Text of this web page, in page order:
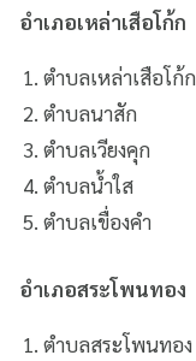
อำเภอเหล่าเสือโก้ก
ตำบลเหล่าเสือโก้ก
ตำบลนาสัก
ตำบลเวียงคุก
ตำบลน้ำใส
ตำบลเขื่องคำ
อำเภอสระโพนทอง
ตำบลสระโพนทอง